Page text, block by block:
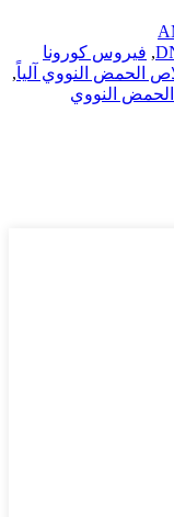
, فيروس كورونا
الحمض النووي آلياً,
النووي